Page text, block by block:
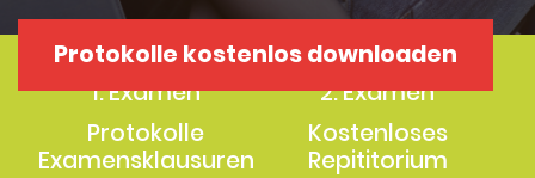
Protokolle kostenlos downloaden
Protokolle
1. Examen
Protokolle
2. Examen
Protokolle
Examensklausuren
Kostenloses
Repititorium